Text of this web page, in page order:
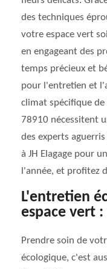
des techniques
votre espace vert
en engageant des
temps précieux et
pour l'entretien et
climat spécifique de
78910 nécessitent
des experts
à JH Elagage pour
l'année, et profitez
L'entretien
espace vert
Prendre soin de
écologique, c'est